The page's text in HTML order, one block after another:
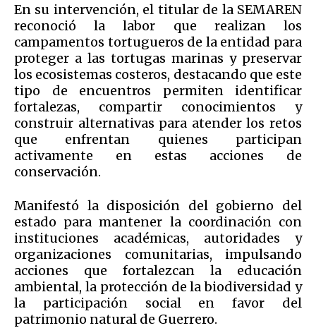
En su intervención, el titular de la SEMAREN
reconoció la labor que realizan los
campamentos tortugueros de la entidad para
proteger a las tortugas marinas y preservar
los ecosistemas costeros, destacando que este
tipo de encuentros permiten identificar
fortalezas, compartir conocimientos y
construir alternativas para atender los retos
que enfrentan quienes participan
activamente en estas acciones de
conservación.
Manifestó la disposición del gobierno del
estado para mantener la coordinación con
instituciones académicas, autoridades y
organizaciones comunitarias, impulsando
acciones que fortalezcan la educación
ambiental, la protección de la biodiversidad y
la participación social en favor del
patrimonio natural de Guerrero.